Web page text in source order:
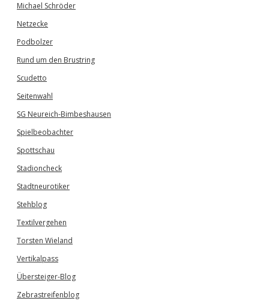
Michael Schröder
Netzecke
Podbolzer
Rund um den Brustring
Scudetto
Seitenwahl
SG Neureich-Bimbeshausen
Spielbeobachter
Spottschau
Stadioncheck
Stadtneurotiker
Stehblog
Textilvergehen
Torsten Wieland
Vertikalpass
Übersteiger-Blog
Zebrastreifenblog